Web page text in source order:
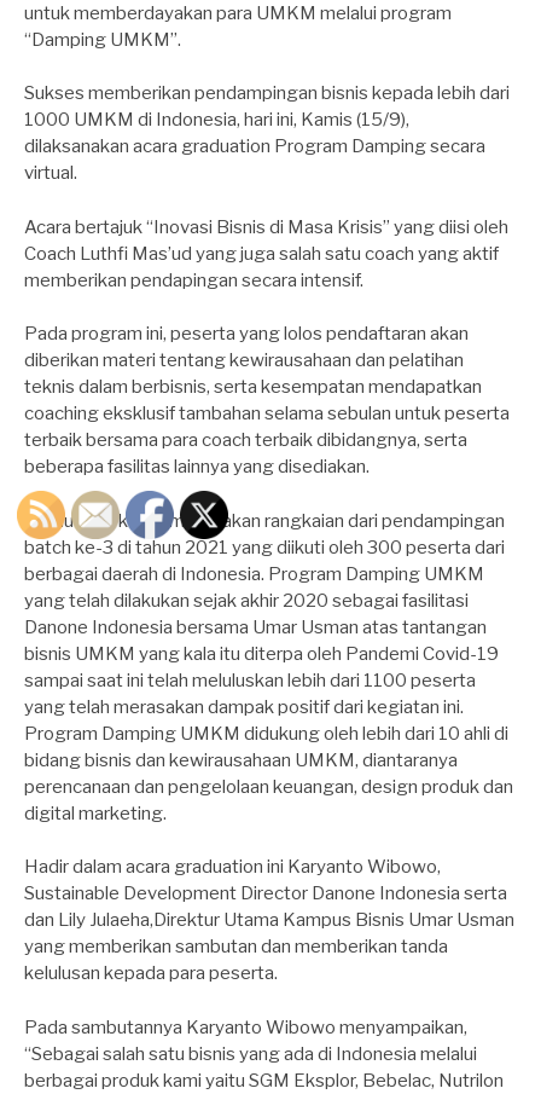
untuk memberdayakan para UMKM melalui program
“Damping UMKM”.
Sukses memberikan pendampingan bisnis kepada lebih dari
1000 UMKM di Indonesia, hari ini, Kamis (15/9),
dilaksanakan acara graduation Program Damping secara
virtual.
Acara bertajuk “Inovasi Bisnis di Masa Krisis” yang diisi oleh
Coach Luthfi Mas’ud yang juga salah satu coach yang aktif
memberikan pendapingan secara intensif.
Pada program ini, peserta yang lolos pendaftaran akan
diberikan materi tentang kewirausahaan dan pelatihan
teknis dalam berbisnis, serta kesempatan mendapatkan
coaching eksklusif tambahan selama sebulan untuk peserta
terbaik bersama para coach terbaik dibidangnya, serta
beberapa fasilitas lainnya yang disediakan.
Graduation kali ini merupakan rangkaian dari pendampingan
batch ke-3 di tahun 2021 yang diikuti oleh 300 peserta dari
berbagai daerah di Indonesia. Program Damping UMKM
yang telah dilakukan sejak akhir 2020 sebagai fasilitasi
Danone Indonesia bersama Umar Usman atas tantangan
bisnis UMKM yang kala itu diterpa oleh Pandemi Covid-19
sampai saat ini telah meluluskan lebih dari 1100 peserta
yang telah merasakan dampak positif dari kegiatan ini.
Program Damping UMKM didukung oleh lebih dari 10 ahli di
bidang bisnis dan kewirausahaan UMKM, diantaranya
perencanaan dan pengelolaan keuangan, design produk dan
digital marketing.
Hadir dalam acara graduation ini Karyanto Wibowo,
Sustainable Development Director Danone Indonesia serta
dan Lily Julaeha,Direktur Utama Kampus Bisnis Umar Usman
yang memberikan sambutan dan memberikan tanda
kelulusan kepada para peserta.
Pada sambutannya Karyanto Wibowo menyampaikan,
“Sebagai salah satu bisnis yang ada di Indonesia melalui
berbagai produk kami yaitu SGM Eksplor, Bebelac, Nutrilon